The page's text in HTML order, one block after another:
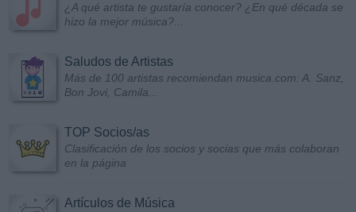
¿A qué artista te gustaría conocer? ¿En qué década se
hizo la mejor música?...
Saludos de Artistas
Más de 100 artistas recomiendan musica.com: A. Sanz,
Bon Jovi, Camila...
TOP Socios/as
Clasificación de los socios y socias que más colaboran
en la página
Artículos de Música